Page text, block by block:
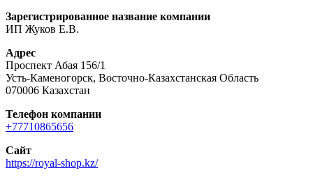
Зарегистрированное название компании
ИП Жуков Е.В.
Адрес
Проспект Абая 156/1
Усть-Каменогорск, Восточно-Казахстанская Область
070006 Казахстан
Телефон компании
+77710865656
Сайт
https://royal-shop.kz/